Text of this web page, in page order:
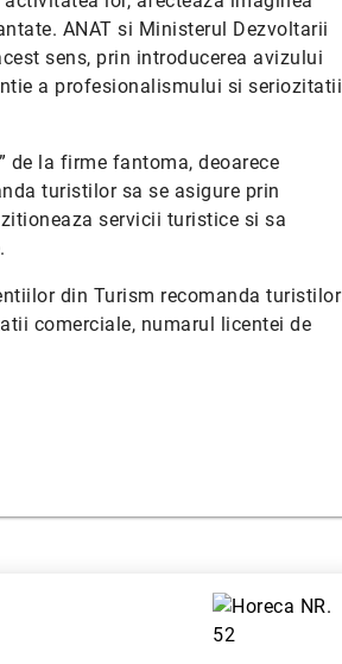
ANAT si Ministerul Dezvoltarii
sens, prin introducerea avizului
a profesionalismului si seriozitatii
de la firme fantoma, deoarece
turistilor sa se asigure prin
servicii turistice si sa
din Turism recomanda turistilor
comerciale, numarul licentei de